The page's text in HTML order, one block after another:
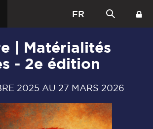
FR
| Matérialités
- 2e édition
2025 AU 27 MARS 2026